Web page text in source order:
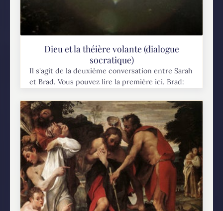
Dieu et la théière volante (dialogue
socratique)
Il s'agit de la deuxième conversation entre Sarah
et Brad. Vous pouvez lire la première ici. Brad:
agréable de vous voir dans un...